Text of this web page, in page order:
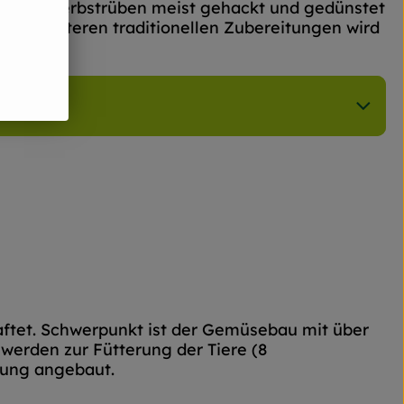
und Herbstrüben meist gehackt und gedünstet
In weiteren traditionellen Zubereitungen wird
Schwerpunkt ist der Gemüsebau mit über
zur Fütterung der Tiere (8
angebaut.